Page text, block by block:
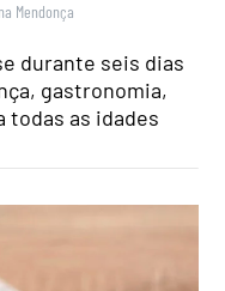
Mendonça
durante seis dias
gastronomia,
todas as idades